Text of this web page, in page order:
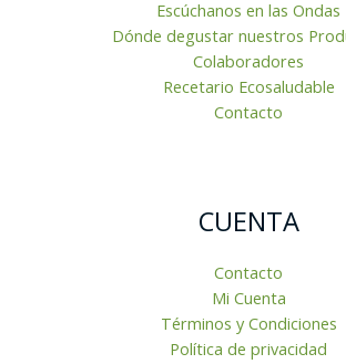
Escúchanos en las Ondas
Dónde degustar nuestros
Colaboradores
Recetario Ecosaludable
Contacto
CUENTA
Contacto
Mi Cuenta
Términos y Condiciones
Política de privacidad